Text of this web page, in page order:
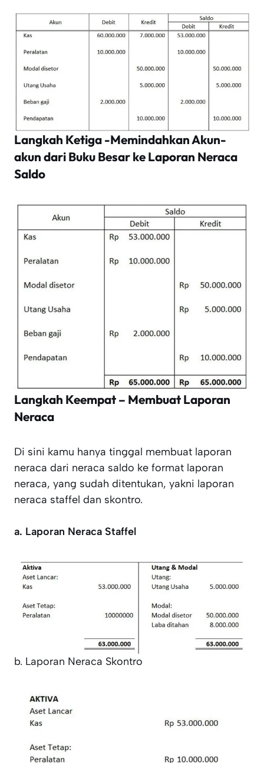
Langkah Ketiga -Memindahkan Akun-
akun dari Buku Besar ke Laporan Neraca
Saldo
Langkah Keempat – Membuat Laporan
Neraca
Di sini kamu hanya tinggal membuat laporan
neraca dari neraca saldo ke format laporan
neraca, yang sudah ditentukan, yakni laporan
neraca staffel dan skontro.
a. Laporan Neraca Staffel
b. Laporan Neraca Skontro